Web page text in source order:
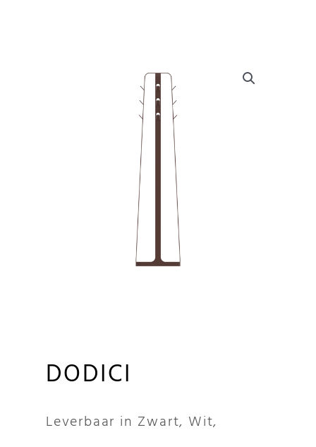
DODICI
Leverbaar in Zwart, Wit,